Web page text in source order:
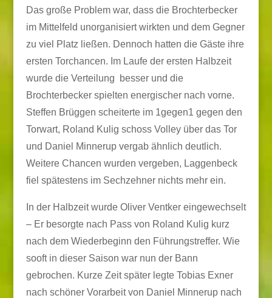
Das große Problem war, dass die Brochterbecker
im Mittelfeld unorganisiert wirkten und dem Gegner
zu viel Platz ließen. Dennoch hatten die Gäste ihre
ersten Torchancen. Im Laufe der ersten Halbzeit
wurde die Verteilung besser und die
Brochterbecker spielten energischer nach vorne.
Steffen Brüggen scheiterte im 1gegen1 gegen den
Torwart, Roland Kulig schoss Volley über das Tor
und Daniel Minnerup vergab ähnlich deutlich.
Weitere Chancen wurden vergeben, Laggenbeck
fiel spätestens im Sechzehner nichts mehr ein.
In der Halbzeit wurde Oliver Ventker eingewechselt
– Er besorgte nach Pass von Roland Kulig kurz
nach dem Wiederbeginn den Führungstreffer. Wie
sooft in dieser Saison war nun der Bann
gebrochen. Kurze Zeit später legte Tobias Exner
nach schöner Vorarbeit von Daniel Minnerup nach